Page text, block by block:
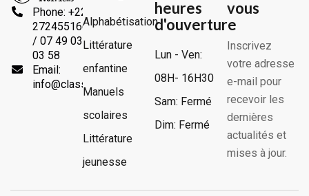
Phone: +225
2724551666
/ 07 49 03
03 58
Email:
info@classiquesivoiriens.com
Alphabétisation
Littérature
enfantine
Manuels
scolaires
Littérature
jeunesse
heures
d'ouverture
Lun - Ven:
08H- 16H30
Sam: Fermé
Dim: Fermé
vous
Inscrivez
votre adresse
e-mail pour
recevoir les
dernières
actualités et
mises à jour.